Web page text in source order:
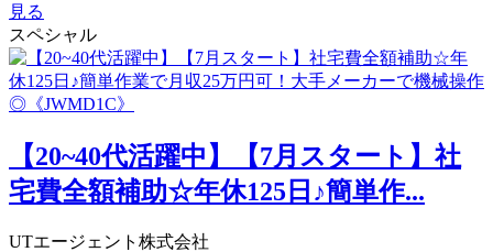
見る
スペシャル
【20~40代活躍中】【7月スタート】社
宅費全額補助☆年休125日♪簡単作...
UTエージェント株式会社